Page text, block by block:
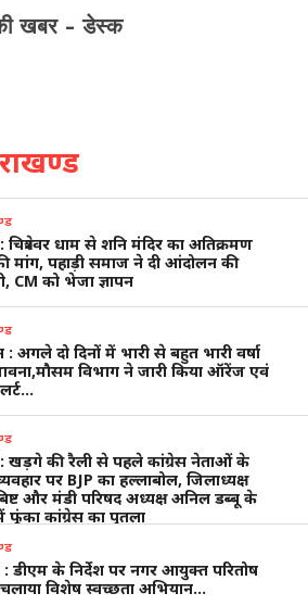
खबर - डेस्क
चित्रेश्वर धाम से शनि मंदिर का अतिक्रमण
मांग, पहाड़ी समाज ने दी आंदोलन की
CM को भेजा ज्ञापन
: अगले दो दिनों में भारी से बहुत भारी वर्षा
विभाग ने जारी किया ऑरेंज एवं
खड़गे की रैली से पहले कांग्रेस नेताओं के
पर BJP का हल्लाबोल, जिलाध्यक्ष
और मंडी परिषद अध्यक्ष अनिल डब्बू के
फूंका कांग्रेस का पुतला
: डीएम के निर्देश पर नगर आयुक्त परितोष
चलाया विशेष स्वच्छता अभियान…